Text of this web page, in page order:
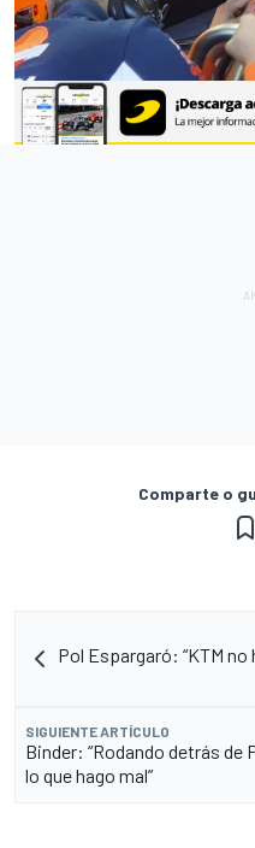
Comparte o
Pol Espargaró: “KTM
SIGUIENTE ARTÍCULO
Binder: “Rodando detrás de
lo que hago mal”